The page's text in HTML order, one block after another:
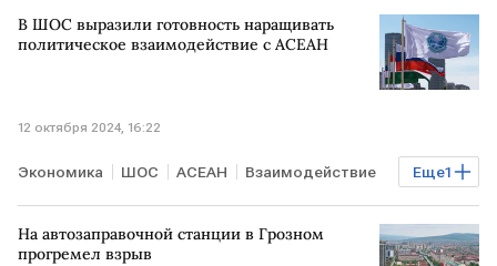
В ШОС выразили готовность наращивать
политическое взаимодействие с АСЕАН
12 октября 2024, 16:22
Еще1
Экономика ШОС АСЕАН Взаимодействие
сотрудничество
На автозаправочной станции в Грозном
прогремел взрыв